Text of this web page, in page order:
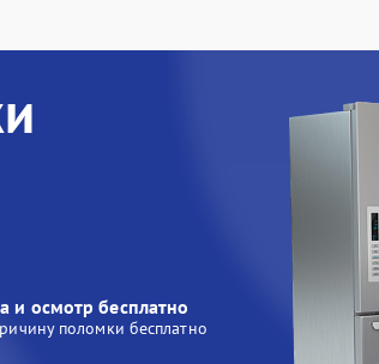
и осмотр бесплатно
поломки бесплатно